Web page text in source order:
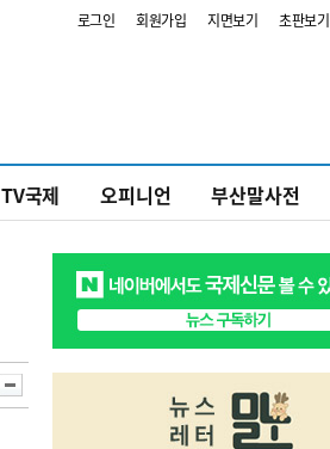
로그인 회원가입 지면보기 초판보기
TV국제 오피니언 부산말사전